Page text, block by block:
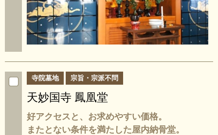
寺院墓地 宗旨・宗派不問
天妙国寺 鳳凰堂
好アクセスと、お求めやすい価格。
またとない条件を満たした屋内納骨堂。